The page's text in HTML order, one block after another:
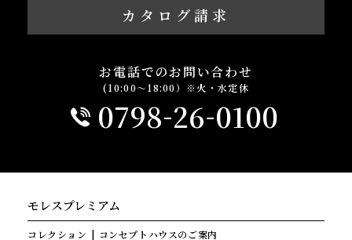
カタログ請求
お電話でのお問い合わせ
(10:00～18:00）※火・水定休
0798-26-0100
モレスプレミアム
コレクション コンセプトハウスのご案内